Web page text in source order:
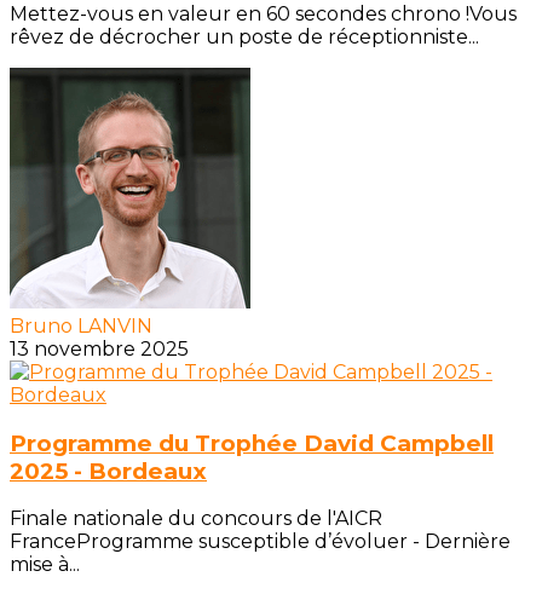
Mettez-vous en valeur en 60 secondes chrono !Vous
rêvez de décrocher un poste de réceptionniste...
Bruno LANVIN
13 novembre 2025
Programme du Trophée David Campbell
2025 - Bordeaux
Finale nationale du concours de l'AICR
FranceProgramme susceptible d’évoluer - Dernière
mise à...